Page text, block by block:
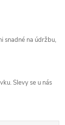
snadné na údržbu,
Slevy se u nás